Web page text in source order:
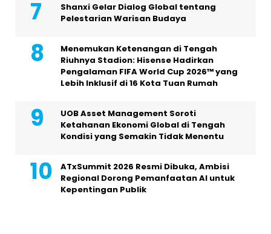
Shanxi Gelar Dialog Global tentang
Pelestarian Warisan Budaya
Menemukan Ketenangan di Tengah
Riuhnya Stadion: Hisense Hadirkan
Pengalaman FIFA World Cup 2026™ yang
Lebih Inklusif di 16 Kota Tuan Rumah
UOB Asset Management Soroti
Ketahanan Ekonomi Global di Tengah
Kondisi yang Semakin Tidak Menentu
ATxSummit 2026 Resmi Dibuka, Ambisi
Regional Dorong Pemanfaatan AI untuk
Kepentingan Publik